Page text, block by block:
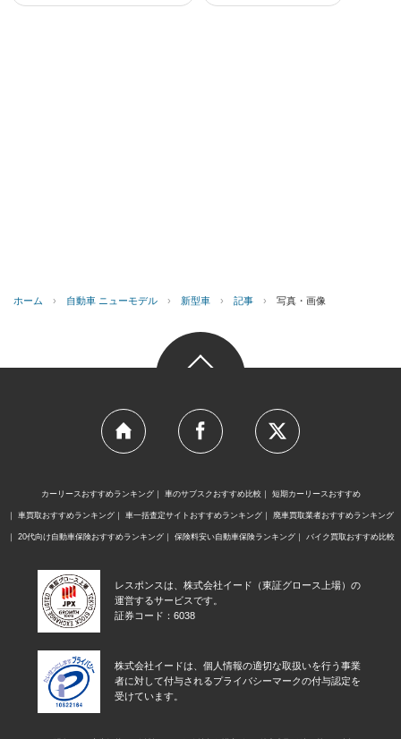
ホーム › 自動車 ニューモデル › 新型車 › 記事 › 写真・画像
カーリースおすすめランキング 車のサブスクおすすめ比較 短期カーリースおすすめ
車買取おすすめランキング 車一括査定サイトおすすめランキング 廃車買取業者おすすめランキング
20代向け自動車保険おすすめランキング 保険料安い自動車保険ランキング バイク買取おすすめ比較
レスポンスは、株式会社イード（東証グロース上場）の
運営するサービスです。
証券コード：6038
株式会社イードは、個人情報の適切な取扱いを行う事業
者に対して付与されるプライバシーマークの付与認定を
受けています。